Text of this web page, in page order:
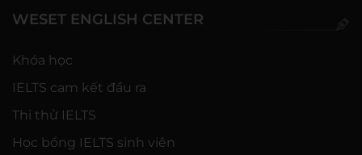
WESET ENGLISH CENTER
Khóa học
IELTS cam kết đầu ra
Thi thử IELTS
Học bổng IELTS sinh viên